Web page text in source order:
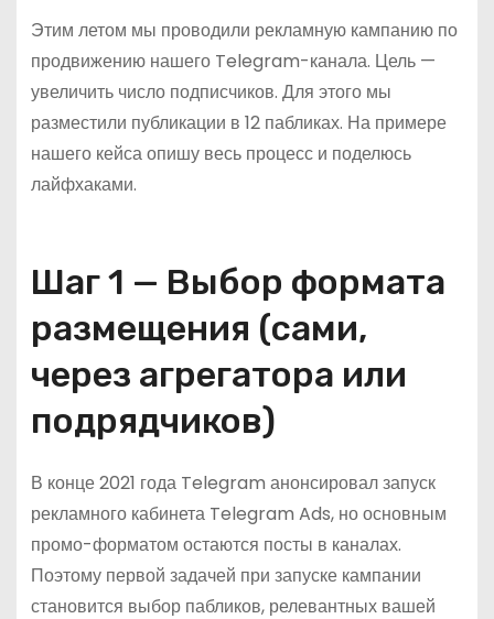
Этим летом мы проводили рекламную кампанию по
продвижению нашего Telegram-канала. Цель —
увеличить число подписчиков. Для этого мы
разместили публикации в 12 пабликах. На примере
нашего кейса опишу весь процесс и поделюсь
лайфхаками.
Шаг 1 — Выбор формата
размещения (сами,
через агрегатора или
подрядчиков)
В конце 2021 года Telegram анонсировал запуск
рекламного кабинета Telegram Ads, но основным
промо-форматом остаются посты в каналах.
Поэтому первой задачей при запуске кампании
становится выбор пабликов, релевантных вашей